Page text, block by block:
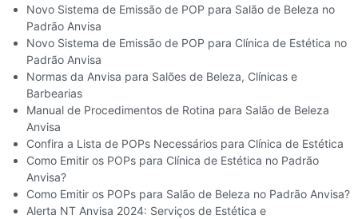
Novo Sistema de Emissão de POP para Salão de Beleza no
Padrão Anvisa
Novo Sistema de Emissão de POP para Clínica de Estética no
Padrão Anvisa
Normas da Anvisa para Salões de Beleza, Clínicas e
Barbearias
Manual de Procedimentos de Rotina para Salão de Beleza
Anvisa
Confira a Lista de POPs Necessários para Clínica de Estética
Como Emitir os POPs para Clínica de Estética no Padrão
Anvisa?​
Como Emitir os POPs para Salão de Beleza no Padrão Anvisa?​
Alerta NT Anvisa 2024: Serviços de Estética e